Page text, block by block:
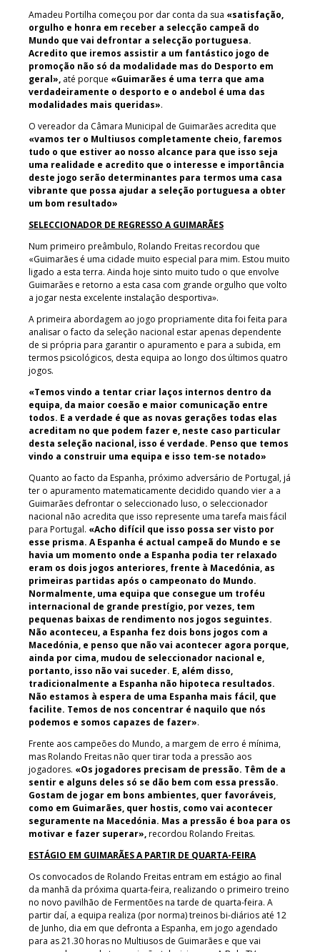
Amadeu Portilha começou por dar conta da sua «satisfação,
orgulho e honra em receber a selecção campeã do
Mundo que vai defrontar a selecção portuguesa.
Acredito que iremos assistir a um fantástico jogo de
promoção não só da modalidade mas do Desporto em
geral», até porque «Guimarães é uma terra que ama
verdadeiramente o desporto e o andebol é uma das
modalidades mais queridas».
O vereador da Câmara Municipal de Guimarães acredita que
«vamos ter o Multiusos completamente cheio, faremos
tudo o que estiver ao nosso alcance para que isso seja
uma realidade e acredito que o interesse e importância
deste jogo serão determinantes para termos uma casa
vibrante que possa ajudar a seleção portuguesa a obter
um bom resultado»
SELECCIONADOR DE REGRESSO A GUIMARÃES
Num primeiro preâmbulo, Rolando Freitas recordou que
«Guimarães é uma cidade muito especial para mim. Estou muito
ligado a esta terra. Ainda hoje sinto muito tudo o que envolve
Guimarães e retorno a esta casa com grande orgulho que volto
a jogar nesta excelente instalação desportiva».
A primeira abordagem ao jogo propriamente dita foi feita para
analisar o facto da seleção nacional estar apenas dependente
de si própria para garantir o apuramento e para a subida, em
termos psicológicos, desta equipa ao longo dos últimos quatro
jogos.
«Temos vindo a tentar criar laços internos dentro da
equipa, da maior coesão e maior comunicação entre
todos. E a verdade é que as novas gerações todas elas
acreditam no que podem fazer e, neste caso particular
desta seleção nacional, isso é verdade. Penso que temos
vindo a construir uma equipa e isso tem-se notado»
Quanto ao facto da Espanha, próximo adversário de Portugal, já
ter o apuramento matematicamente decidido quando vier a a
Guimarães defrontar o seleccionado luso, o seleccionador
nacional não acredita que isso represente uma tarefa mais fácil
para Portugal. «Acho difícil que isso possa ser visto por
esse prisma. A Espanha é actual campeã do Mundo e se
havia um momento onde a Espanha podia ter relaxado
eram os dois jogos anteriores, frente à Macedónia, as
primeiras partidas após o campeonato do Mundo.
Normalmente, uma equipa que consegue um troféu
internacional de grande prestígio, por vezes, tem
pequenas baixas de rendimento nos jogos seguintes.
Não aconteceu, a Espanha fez dois bons jogos com a
Macedónia, e penso que não vai acontecer agora porque,
ainda por cima, mudou de seleccionador nacional e,
portanto, isso não vai suceder. E, além disso,
tradicionalmente a Espanha não hipoteca resultados.
Não estamos à espera de uma Espanha mais fácil, que
facilite. Temos de nos concentrar é naquilo que nós
podemos e somos capazes de fazer».
Frente aos campeões do Mundo, a margem de erro é mínima,
mas Rolando Freitas não quer tirar toda a pressão aos
jogadores. «Os jogadores precisam de pressão. Têm de a
sentir e alguns deles só se dão bem com essa pressão.
Gostam de jogar em bons ambientes, quer favoráveis,
como em Guimarães, quer hostis, como vai acontecer
seguramente na Macedónia. Mas a pressão é boa para os
motivar e fazer superar»,recordou Rolando Freitas.
ESTÁGIO EM GUIMARÃES A PARTIR DE QUARTA-FEIRA
Os convocados de Rolando Freitas entram em estágio ao final
da manhã da próxima quarta-feira, realizando o primeiro treino
no novo pavilhão de Fermentões na tarde de quarta-feira. A
partir daí, a equipa realiza (por norma) treinos bi-diários até 12
de Junho, dia em que defronta a Espanha, em jogo agendado
para as 21.30 horas no Multiusos de Guimarães e que vai